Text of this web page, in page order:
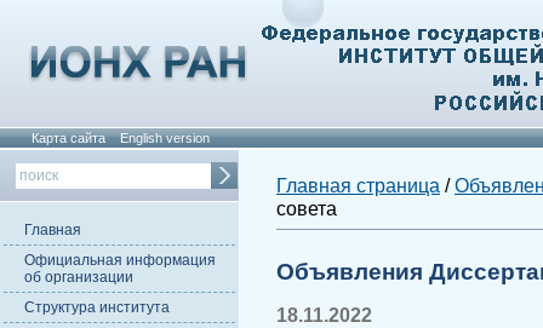
Карта сайта English version
Главная
Официальная информация
об организации
Структура института
Главная страница /
совета
Объявления
18.11.2022